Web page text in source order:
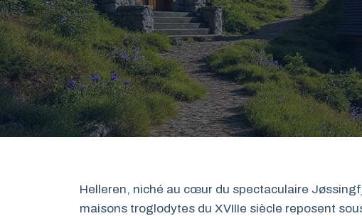
Helleren, niché au cœur du spectaculaire
maisons troglodytes du XVIIIe siècle reposent